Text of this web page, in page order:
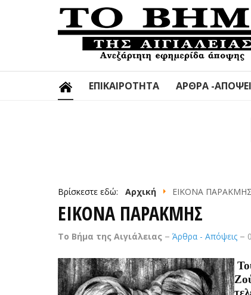
ΕΠΙΚΑΙΡΌΤΗΤΑ ΆΡΘΡΑ -
Βρίσκεστε εδώ: Αρχική ΕΙΚΟΝΑ ΠΑΡΑΚΜΗΣ
ΕΙΚΟΝΑ ΠΑΡΑΚΜΗΣ
Το Βήμα της Αιγιάλειας Άρθρα - Απόψεις